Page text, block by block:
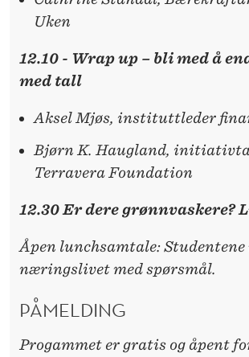
Uken
12.10 - Wrap up – bli med å
med tall
Aksel Mjøs, instituttleder
Bjørn K. Haugland,
Terravera Foundation
12.30 Er dere grønnvaskere?
Åpen lunchsamtale:
næringslivet med spørsmål.
PÅMELDING
Progammet er gratis og åpent